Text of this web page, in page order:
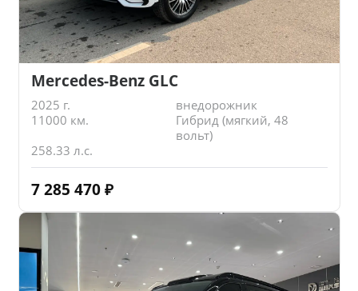
Mercedes-Benz GLC
2025 г.
внедорожник
11000 км.
Гибрид (мягкий, 48
вольт)
258.33 л.с.
7 285 470 ₽